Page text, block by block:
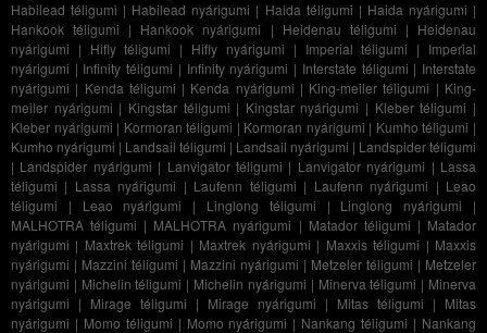
Habilead téligumi | Habilead nyárigumi | Haida téligumi | Haida nyárigumi |
Hankook téligumi | Hankook nyárigumi | Heidenau téligumi | Heidenau
nyárigumi | Hifly téligumi | Hifly nyárigumi | Imperial téligumi | Imperial
nyárigumi | Infinity téligumi | Infinity nyárigumi | Interstate téligumi | Interstate
nyárigumi | Kenda téligumi | Kenda nyárigumi | King-meiler téligumi | King-
meiler nyárigumi | Kingstar téligumi | Kingstar nyárigumi | Kleber téligumi |
Kleber nyárigumi | Kormoran téligumi | Kormoran nyárigumi | Kumho téligumi |
Kumho nyárigumi | Landsail téligumi | Landsail nyárigumi | Landspider téligumi
| Landspider nyárigumi | Lanvigator téligumi | Lanvigator nyárigumi | Lassa
téligumi | Lassa nyárigumi | Laufenn téligumi | Laufenn nyárigumi | Leao
téligumi | Leao nyárigumi | Linglong téligumi | Linglong nyárigumi |
MALHOTRA téligumi | MALHOTRA nyárigumi | Matador téligumi | Matador
nyárigumi | Maxtrek téligumi | Maxtrek nyárigumi | Maxxis téligumi | Maxxis
nyárigumi | Mazzini téligumi | Mazzini nyárigumi | Metzeler téligumi | Metzeler
nyárigumi | Michelin téligumi | Michelin nyárigumi | Minerva téligumi | Minerva
nyárigumi | Mirage téligumi | Mirage nyárigumi | Mitas téligumi | Mitas
nyárigumi | Momo téligumi | Momo nyárigumi | Nankang téligumi | Nankang